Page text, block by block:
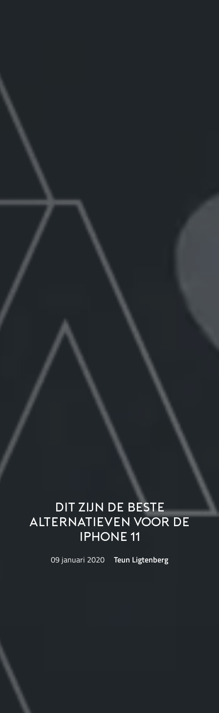
Dit zijn de beste
alternatieven voor de
iPhone 11
09 januari 2020 Teun Ligtenberg